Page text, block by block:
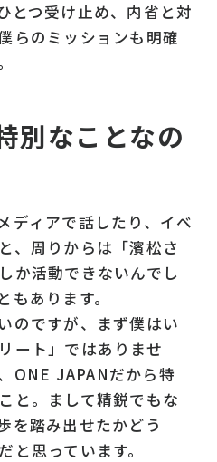
とつ受け止め、内省と対
らのミッションも明確
別なことなの
ディアで話したり、イベ
、周りからは「濱松さ
か活動できないんでし
もあります。
のですが、まず僕はい
ート」ではありませ
ONE JAPANだから特
と。まして精鋭でもな
を踏み出せたかどう
と思っています。